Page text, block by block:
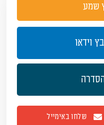
שמע
וידאו
שלחו באימייל